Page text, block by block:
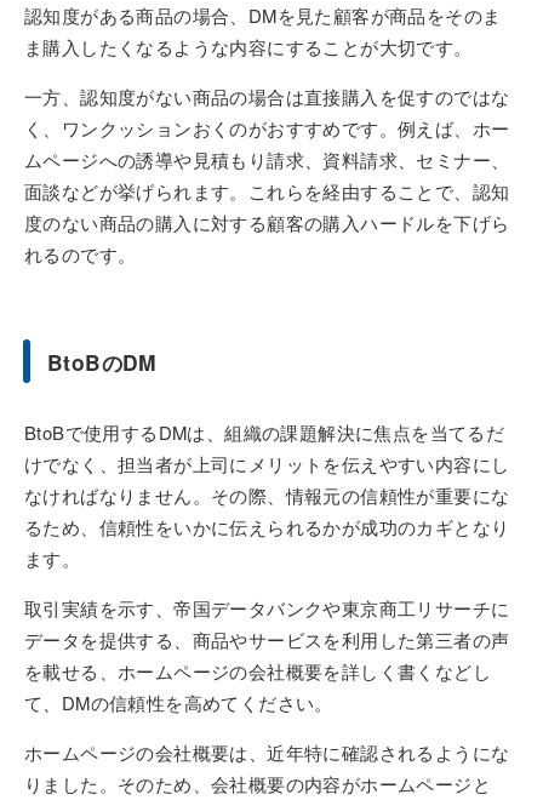
認知度がある商品の場合、DMを見た顧客が商品をそのま
ま購入したくなるような内容にすることが大切です。
一方、認知度がない商品の場合は直接購入を促すのではな
く、ワンクッションおくのがおすすめです。例えば、ホー
ムページへの誘導や見積もり請求、資料請求、セミナー、
面談などが挙げられます。これらを経由することで、認知
度のない商品の購入に対する顧客の購入ハードルを下げら
れるのです。
BtoBのDM
BtoBで使用するDMは、組織の課題解決に焦点を当てるだ
けでなく、担当者が上司にメリットを伝えやすい内容にし
なければなりません。その際、情報元の信頼性が重要にな
るため、信頼性をいかに伝えられるかが成功のカギとなり
ます。
取引実績を示す、帝国データバンクや東京商工リサーチに
データを提供する、商品やサービスを利用した第三者の声
を載せる、ホームページの会社概要を詳しく書くなどし
て、DMの信頼性を高めてください。
ホームページの会社概要は、近年特に確認されるようにな
りました。そのため、会社概要の内容がホームページと